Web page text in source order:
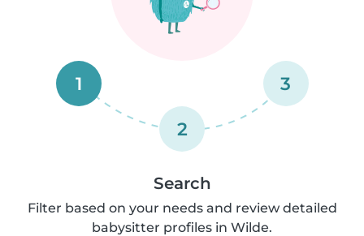
1
2
3
Search
Filter based on your needs and review detailed
babysitter profiles in Wilde.